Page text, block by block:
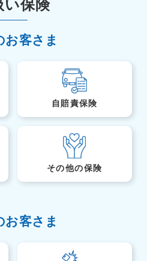
い保険
お客さま
自賠責保険
その他の保険
お客さま